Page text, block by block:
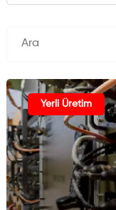
Yerli Üretim